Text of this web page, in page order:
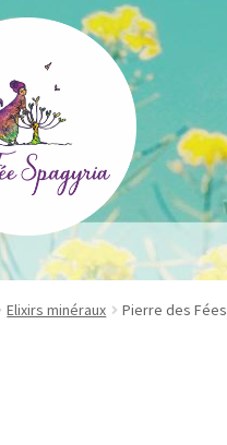
Elixirs minéraux Pierre des Fées